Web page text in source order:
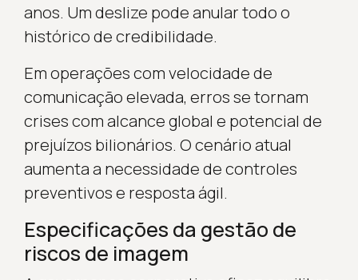
anos. Um deslize pode anular todo o
histórico de credibilidade.
Em operações com velocidade de
comunicação elevada, erros se tornam
crises com alcance global e potencial de
prejuízos bilionários. O cenário atual
aumenta a necessidade de controles
preventivos e resposta ágil.
Especificações da gestão de
riscos de imagem